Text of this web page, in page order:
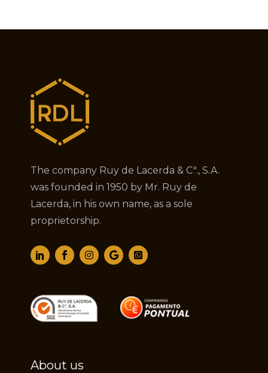
The company Ruy de Lacerda & Cª., S.A.
was founded in 1950 by Mr. Ruy de
Lacerda, in his own name, as a sole
proprietorship.
About us